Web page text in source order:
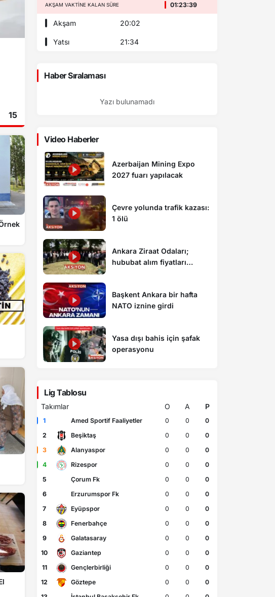
15
AKŞAM VAKTINE KALAN SÜRE 01:23:38
Akşam 20:02
Yatsı 21:34
Haber Sıralaması
Yazı bulunamadı
Video Haberler
Azerbaijan Mining Expo
2027 fuarı yapılacak
Çevre yolunda trafik kazası:
1 ölü
Ankara Ziraat Odaları;
hububat alım fiyatları
Başkent Ankara bir hafta
NATO iznine girdi
Yasa dışı bahis için şafak
operasyonu
Lig Tablosu
Takımlar O A P
1 Amed Sportif Faaliyetler 0 0
0
2
Beşiktaş 0 0
0
3
Alanyaspor 0 0
0
4
Rizespor 0 0
0
5
Çorum Fk 0 0
0
6
Erzurumspor Fk 0 0
0
7
Eyüpspor 0 0
0
8
Fenerbahçe 0 0
0
9
Galatasaray 0 0
0
10
Gaziantep 0 0
0
11
Gençlerbirliği 0 0
0
12
Göztepe 0 0
0